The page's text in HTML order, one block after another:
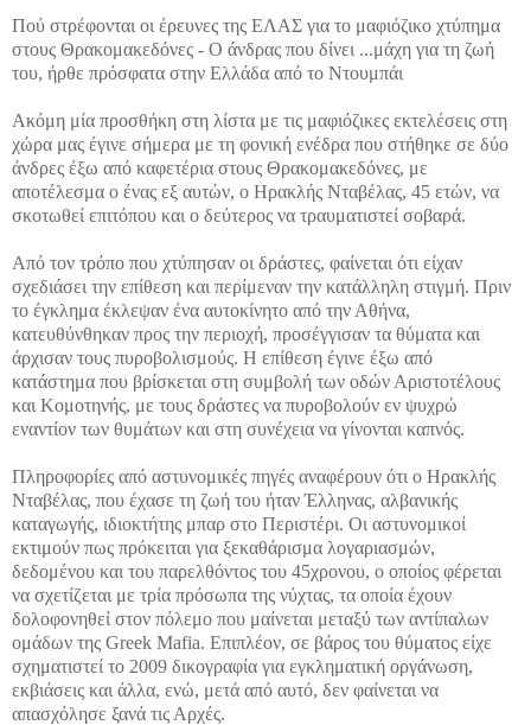
Πού στρέφονται οι έρευνες της ΕΛΑΣ για το μαφιόζικο χτύπημα
στους Θρακομακεδόνες - Ο άνδρας που δίνει ...μάχη για τη ζωή
του, ήρθε πρόσφατα στην Ελλάδα από το Ντουμπάι
Ακόμη μία προσθήκη στη λίστα με τις μαφιόζικες εκτελέσεις στη
χώρα μας έγινε σήμερα με τη φονική ενέδρα που στήθηκε σε δύο
άνδρες έξω από καφετέρια στους Θρακομακεδόνες, με
αποτέλεσμα ο ένας εξ αυτών, ο Ηρακλής Νταβέλας, 45 ετών, να
σκοτωθεί επιτόπου και ο δεύτερος να τραυματιστεί σοβαρά.
Από τον τρόπο που χτύπησαν οι δράστες, φαίνεται ότι είχαν
σχεδιάσει την επίθεση και περίμεναν την κατάλληλη στιγμή. Πριν
το έγκλημα έκλεψαν ένα αυτοκίνητο από την Αθήνα,
κατευθύνθηκαν προς την περιοχή, προσέγγισαν τα θύματα και
άρχισαν τους πυροβολισμούς. Η επίθεση έγινε έξω από
κατάστημα που βρίσκεται στη συμβολή των οδών Αριστοτέλους
και Κομοτηνής, με τους δράστες να πυροβολούν εν ψυχρώ
εναντίον των θυμάτων και στη συνέχεια να γίνονται καπνός.
Πληροφορίες από αστυνομικές πηγές αναφέρουν ότι ο Ηρακλής
Νταβέλας, που έχασε τη ζωή του ήταν Έλληνας, αλβανικής
καταγωγής, ιδιοκτήτης μπαρ στο Περιστέρι. Οι αστυνομικοί
εκτιμούν πως πρόκειται για ξεκαθάρισμα λογαριασμών,
δεδομένου και του παρελθόντος του 45χρονου, ο οποίος φέρεται
να σχετίζεται με τρία πρόσωπα της νύχτας, τα οποία έχουν
δολοφονηθεί στον πόλεμο που μαίνεται μεταξύ των αντίπαλων
ομάδων της Greek Mafia. Επιπλέον, σε βάρος του θύματος είχε
σχηματιστεί το 2009 δικογραφία για εγκληματική οργάνωση,
εκβιάσεις και άλλα, ενώ, μετά από αυτό, δεν φαίνεται να
απασχόλησε ξανά τις Αρχές.